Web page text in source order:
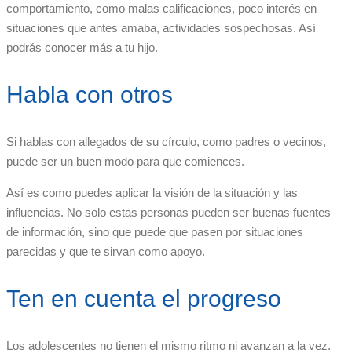
comportamiento, como malas calificaciones, poco interés en
situaciones que antes amaba, actividades sospechosas. Así
podrás conocer más a tu hijo.
Habla con otros
Si hablas con allegados de su círculo, como padres o vecinos,
puede ser un buen modo para que comiences.
Así es como puedes aplicar la visión de la situación y las
influencias. No solo estas personas pueden ser buenas fuentes
de información, sino que puede que pasen por situaciones
parecidas y que te sirvan como apoyo.
Ten en cuenta el progreso
Los adolescentes no tienen el mismo ritmo ni avanzan a la vez.